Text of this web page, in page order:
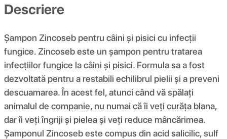
Descriere
Șampon Zincoseb pentru câini și pisici cu infecții
fungice. Zincoseb este un șampon pentru tratarea
infecțiilor fungice la câini și pisici. Formula sa a fost
dezvoltată pentru a restabili echilibrul pielii și a preveni
descuamarea. În acest fel, atunci când vă spălați
animalul de companie, nu numai că îi veți curăța blana,
dar îi veți îngriji și pielea și veți reduce mâncărimea.
Șamponul Zincoseb este compus din acid salicilic, sulf